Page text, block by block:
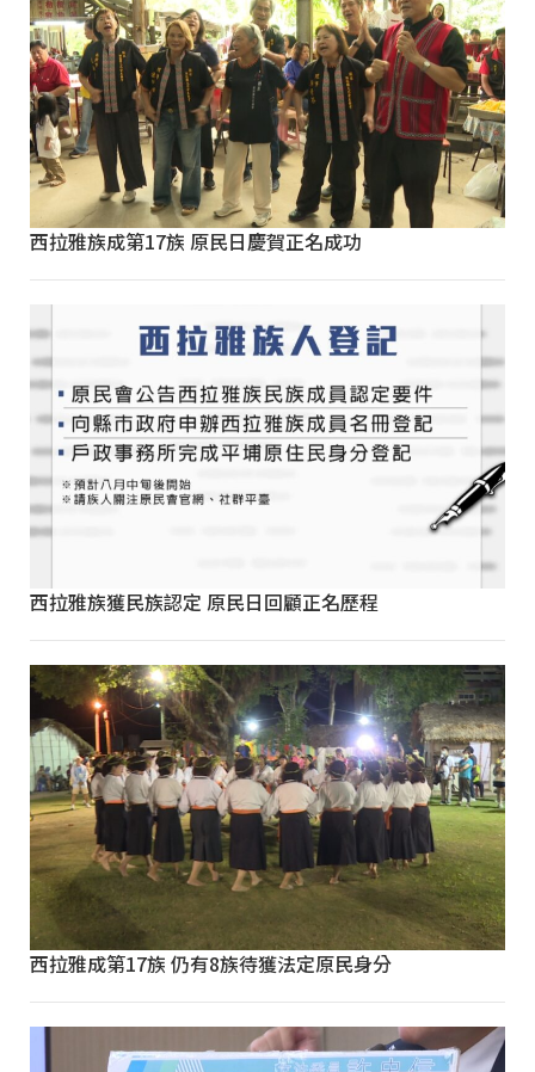
西拉雅族成第17族 原民日慶賀正名成功
西拉雅族獲民族認定 原民日回顧正名歷程
西拉雅成第17族 仍有8族待獲法定原民身分